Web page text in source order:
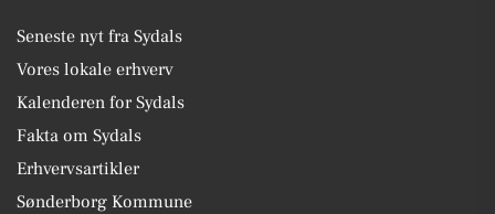
Seneste nyt fra Sydals
Vores lokale erhverv
Kalenderen for Sydals
Fakta om Sydals
Erhvervsartikler
Sønderborg Kommune